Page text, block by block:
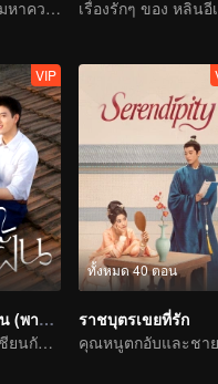
การเดินทางตามหาความรักของเมิ่งจื่ออี้และหลี่อวิ๋นรุ่ย
VIP
พึ่งพารักพักพิงฝัน (พากย์ไทย)
เฉินเฟยอวี่ซุนเชียนกับรักบริสุทธิ์
ทั้งหมด 40 ตอน
ราชบุตรเขยที่รัก